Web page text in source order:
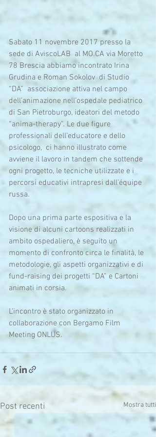
Sabato 11 novembre 2017 presso la
sede di AviscoLAB  al MO.CA via Moretto
78 Brescia abbiamo incontrato Irina
Grudina e Roman Sokolov  di Studio
“DA”  associazione attiva nel campo
dell’animazione nell’ospedale pediatrico
di San Pietroburgo, ideatori del metodo
“anima-therapy”. Le due figure
professionali dell’educatore e dello
psicologo,  ci hanno illustrato come
avviene il lavoro in tandem che sottende
ogni progetto, le tecniche utilizzate e i
percorsi educativi intrapresi dall’équipe
russa.
Dopo una prima parte espositiva e la
visione di alcuni cartoons realizzati in
ambito ospedaliero, è seguito un
momento di confronto circa le finalità, le
metodologie, gli aspetti organizzativi e di
fund-raising dei progetti “DA” e Cartoni
animati in corsia.
L'incontro è stato organizzato in
collaborazione con Bergamo Film
Meeting ONLUS.
Post recenti Mostra tutti